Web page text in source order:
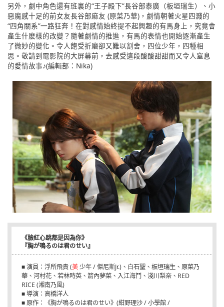
另外，劇中角色還有班裏的“王子殿下”長谷部泰廣（板垣瑞生）、小
惡魔感十足的前女友長谷部麻友 (原菜乃華)，劇情朝著火星四濺的
“四角關系”一路狂奔！在對感情始終提不起興趣的有馬身上，究竟會
產生什麽樣的改變？隨著劇情的推進，有馬的表情也開始逐漸產生
了微妙的變化。令人飽受折磨卻又難以割舍，四位少年，四種相
思。敬請到電影院的大屏幕前，去感受這段酸酸甜甜而又令人窒息
的愛情故事♪(編輯部：Nika)
《臉紅心跳都是因為你》
『胸が鳴るのは君のせい』
■ 演員：浮所飛貴 (美少年 / 傑尼斯Jr.)、白石聖、板垣瑞生、原菜乃
華、河村花、若林時英、箭內夢菜、入江海鬥、淺川梨奈、RED
RICE (湘南乃風)
■ 導演：高橋洋人
■ 原作：《胸が鳴るのは君のせい》(紺野理沙 / 小學館 /